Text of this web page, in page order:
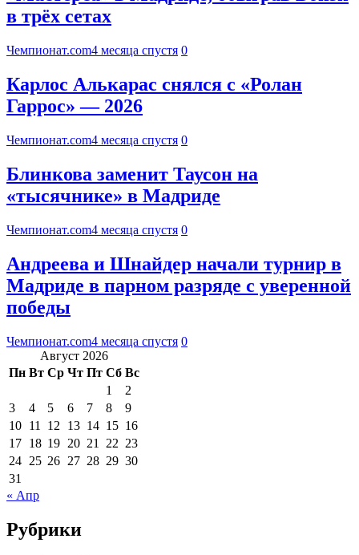
в трёх сетах
Чемпионат.com4 месяца спустя 0
Карлос Алькарас снялся с «Ролан
Гаррос» — 2026
Чемпионат.com4 месяца спустя 0
Блинкова заменит Таусон на
«тысячнике» в Мадриде
Чемпионат.com4 месяца спустя 0
Андреева и Шнайдер начали турнир в
Мадриде в парном разряде с уверенной
победы
Чемпионат.com4 месяца спустя 0
Август 2026
Пн Вт Ср Чт Пт Сб Вс
1
2
3
4 5 6 7 8
9
10 11 12 13 14 15 16
17 18 19 20 21 22 23
24 25 26 27 28 29 30
31
« Апр
Рубрики